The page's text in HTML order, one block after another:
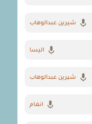
شيرين عبدالوهاب
اليسا
شيرين عبدالوهاب
انغام